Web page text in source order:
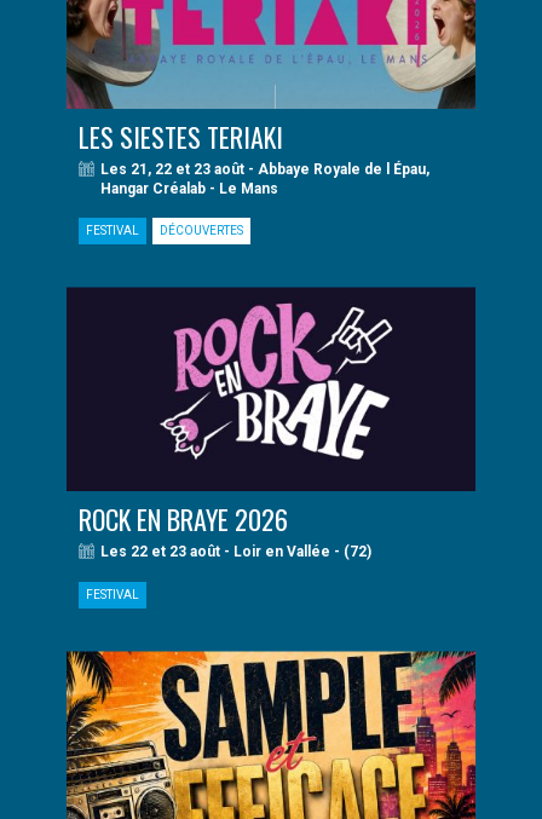
LES SIESTES TERIAKI
Les 21, 22 et 23 août - Abbaye Royale de l Épau,
Hangar Créalab - Le Mans
FESTIVAL DÉCOUVERTES
ROCK EN BRAYE 2026
Les 22 et 23 août - Loir en Vallée - (72)
FESTIVAL